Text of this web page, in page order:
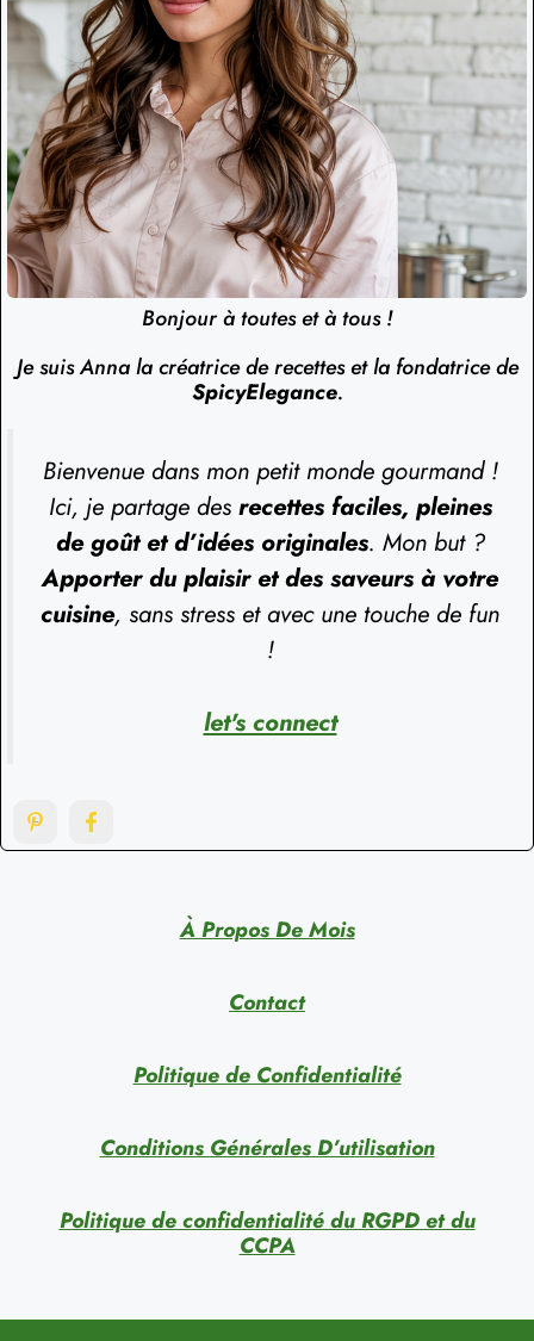
Bonjour à toutes et à tous !
Je suis Anna la créatrice de recettes et la fondatrice de
SpicyElegance.
Bienvenue dans mon petit monde gourmand !
Ici, je partage des recettes faciles, pleines
de goût et d’idées originales. Mon but ?
Apporter du plaisir et des saveurs à votre
cuisine, sans stress et avec une touche de fun
!
let's connect
À Propos De Mois
Contact
Politique de Confidentialité
Conditions Générales D’utilisation
Politique de confidentialité du RGPD et du
CCPA